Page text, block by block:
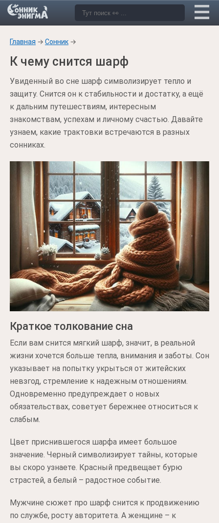
Главная → Сонник →
К чему снится шарф
Увиденный во сне шарф символизирует тепло и
защиту. Снится он к стабильности и достатку, а ещё
к дальним путешествиям, интересным
знакомствам, успехам и личному счастью. Давайте
узнаем, какие трактовки встречаются в разных
сонниках.
Краткое толкование сна
Если вам снится мягкий шарф, значит, в реальной
жизни хочется больше тепла, внимания и заботы. Сон
указывает на попытку укрыться от житейских
невзгод, стремление к надежным отношениям.
Одновременно предупреждает о новых
обязательствах, советует бережнее относиться к
слабым.
Цвет приснившегося шарфа имеет большое
значение. Черный символизирует тайны, которые
вы скоро узнаете. Красный предвещает бурю
страстей, а белый – радостное событие.
Мужчине сюжет про шарф снится к продвижению
по службе, росту авторитета. А женщине – к